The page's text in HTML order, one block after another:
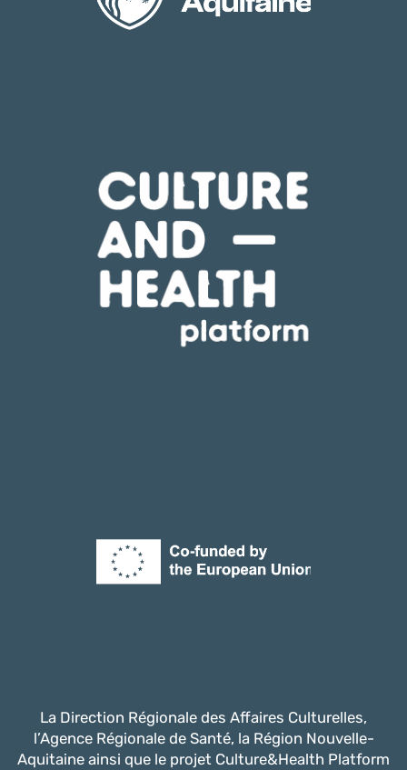
La Direction Régionale des Affaires Culturelles,
l’Agence Régionale de Santé, la Région Nouvelle-
Aquitaine ainsi que le projet Culture&Health Platform